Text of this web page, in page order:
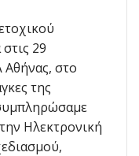
29
Αθήνας, στο
της
Ηλεκτρονική